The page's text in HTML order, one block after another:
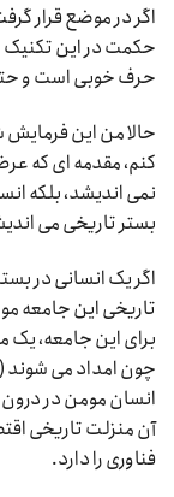
اگر در موضع قرار
حکمت در این
حرف خوبی است و
حالا من این فرمایش
کنم، مقدمه ای که
نمی اندیشد، بلکه
بستر تاریخی می
اگر یک انسانی در
تاریخی این جامعه
برای این جامعه،
چون امداد می
انسان مومن در
آن منزلت تاریخی
فناوری را دارد.